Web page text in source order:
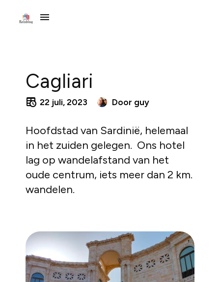
Cagliari
22 juli, 2023 Door guy
Hoofdstad van Sardinië, helemaal
in het zuiden gelegen. Ons hotel
lag op wandelafstand van het
oude centrum, iets meer dan 2 km.
wandelen.